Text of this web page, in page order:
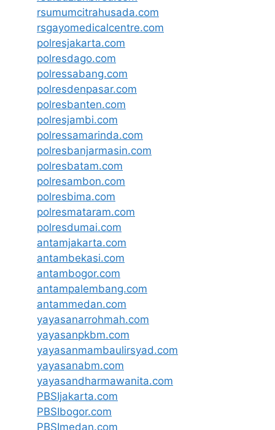
rsumumcitrahusada.com
rsgayomedicalcentre.com
polresjakarta.com
polresdago.com
polressabang.com
polresdenpasar.com
polresbanten.com
polresjambi.com
polressamarinda.com
polresbanjarmasin.com
polresbatam.com
polresambon.com
polresbima.com
polresmataram.com
polresdumai.com
antamjakarta.com
antambekasi.com
antambogor.com
antampalembang.com
antammedan.com
yayasanarrohmah.com
yayasanpkbm.com
yayasanmambaulirsyad.com
yayasanabm.com
yayasandharmawanita.com
PBSIjakarta.com
PBSIbogor.com
PBSImedan.com